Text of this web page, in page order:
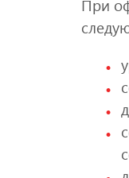
При